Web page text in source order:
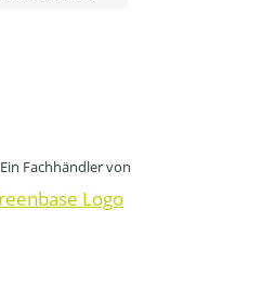
Ein Fachhändler von